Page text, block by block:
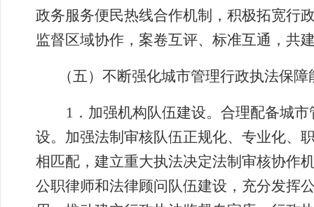
政务服务便民热线合作机制，积极拓宽行
监督区域协作，案卷互评、标准互通，共
（五）不断强化城市管理行政执法保障
1 ． 加强机构队伍建设。合理配备城
设。加强法制审核队伍正规化、专业化、
相匹配，建立重大执法决定法制审核协作
公职律师和法律顾问队伍建设，充分发挥